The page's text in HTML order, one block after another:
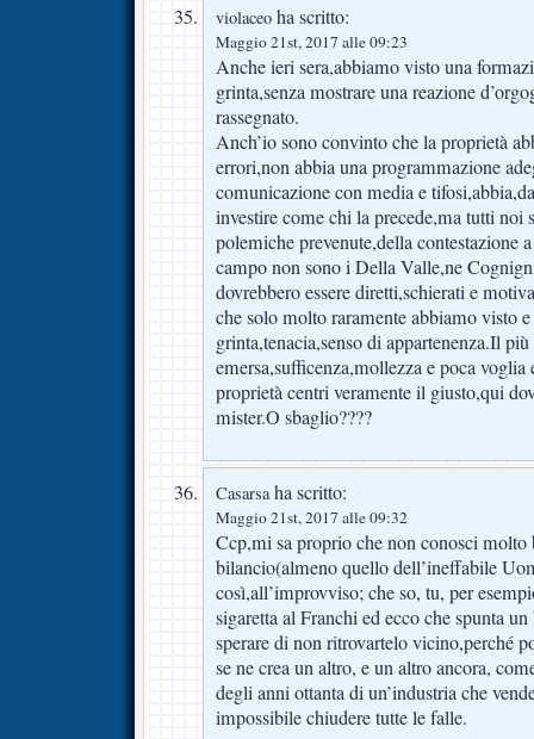
violaceo ha scritto:
Maggio 21st, 2017 alle 09:23
Anche ieri sera,abbiamo visto una
grinta,senza mostrare una reazione
rassegnato.
Anch’io sono convinto che la proprietà
errori,non abbia una programmazione
comunicazione con media e
investire come chi la precede,ma tutti noi
polemiche prevenute,della contestazione
campo non sono i Della Valle,ne
dovrebbero essere diretti,schierati e
che solo molto raramente abbiamo visto
grinta,tenacia,senso di appartenenza.Il
emersa,sufficenza,mollezza e poca voglia
proprietà centri veramente il giusto,qui
mister.O sbaglio????
Casarsaha scritto:
Maggio 21st, 2017 alle 09:32
Ccp,mi sa proprio che non conosci molto
bilancio(almeno quello dell’ineffabile
così,all’improvviso; che so, tu, per
sigaretta al Franchi ed ecco che spunta
sperare di non ritrovartelo vicino,perché
se ne crea un altro, e un altro ancora,
degli anni ottanta di un’industria che
impossibile chiudere tutte le falle.